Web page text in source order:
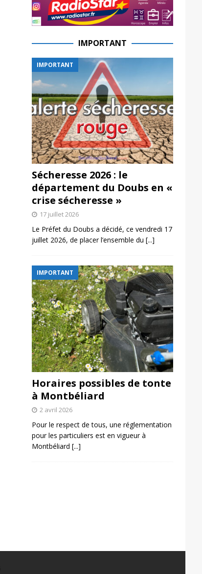
IMPORTANT
IMPORTANT
Sécheresse 2026 : le
département du Doubs en «
crise sécheresse »
17 juillet 2026
Le Préfet du Doubs a décidé, ce vendredi 17
juillet 2026, de placer l’ensemble du [...]
IMPORTANT
Horaires possibles de tonte
à Montbéliard
2 avril 2026
Pour le respect de tous, une réglementation
pour les particuliers est en vigueur à
Montbéliard [...]